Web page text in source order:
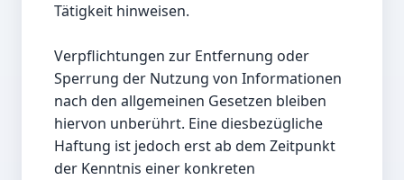
Tätigkeit hinweisen.
Verpflichtungen zur Entfernung oder
Sperrung der Nutzung von Informationen
nach den allgemeinen Gesetzen bleiben
hiervon unberührt. Eine diesbezügliche
Haftung ist jedoch erst ab dem Zeitpunkt
der Kenntnis einer konkreten